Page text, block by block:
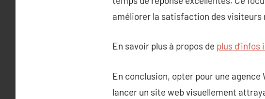
améliorer la satisfaction des visiteurs
En savoir plus à propos de plus d’infos
En conclusion, opter pour une
lancer un site web visuellement